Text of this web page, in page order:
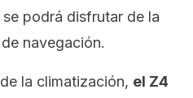
podrá disfrutar de la
navegación.
la climatización, el Z4